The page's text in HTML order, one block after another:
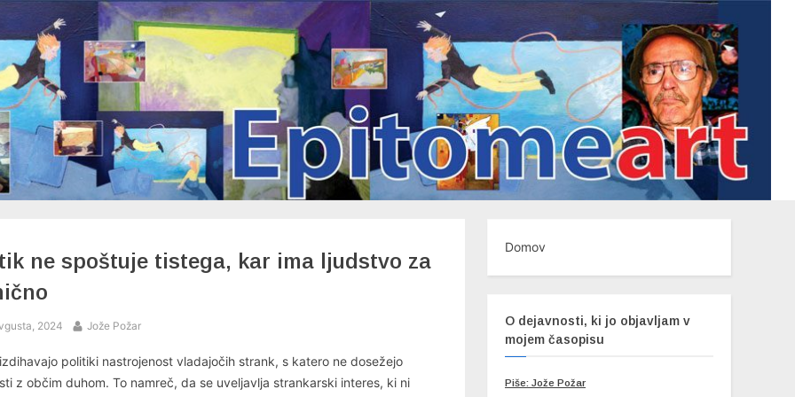
ne spoštuje tistega, kar ima ljudstvo za
2024 By
Jože Požar
politiki nastrojenost vladajočih strank, s katero ne dosežejo
z občim duhom. To namreč, da se uveljavlja strankarski interes, ki ni
Domov
O dejavnosti, ki jo objavljam v
mojem časopisu
Piše: Jože Požar